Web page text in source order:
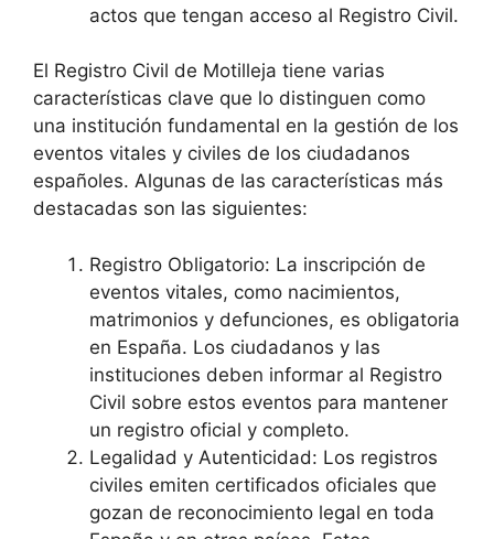
actos que tengan acceso al Registro Civil.
El Registro Civil de Motilleja tiene varias
características clave que lo distinguen como
una institución fundamental en la gestión de los
eventos vitales y civiles de los ciudadanos
españoles. Algunas de las características más
destacadas son las siguientes:
Registro Obligatorio: La inscripción de
eventos vitales, como nacimientos,
matrimonios y defunciones, es obligatoria
en España. Los ciudadanos y las
instituciones deben informar al Registro
Civil sobre estos eventos para mantener
un registro oficial y completo.
Legalidad y Autenticidad: Los registros
civiles emiten certificados oficiales que
gozan de reconocimiento legal en toda